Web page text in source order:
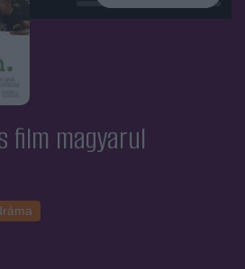
film magyarul